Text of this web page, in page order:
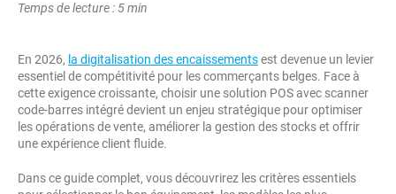
Temps de lecture : 5 min
En 2026, la digitalisation des encaissementsest devenue un levier
essentiel de compétitivité pour les commerçants belges. Face à
cette exigence croissante, choisir une solution POS avec scanner
code-barres intégré devient un enjeu stratégique pour optimiser
les opérations de vente, améliorer la gestion des stocks et offrir
une expérience client fluide.
Dans ce guide complet, vous découvrirez les critères essentiels